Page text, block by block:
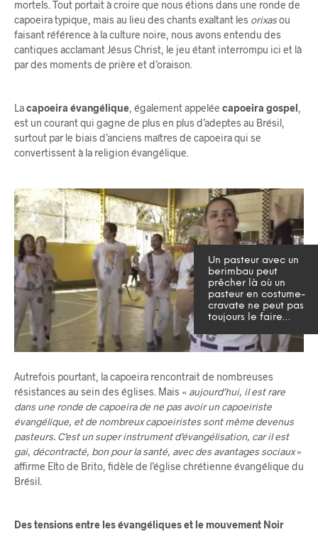
mortels. Tout portait à croire que nous étions dans une ronde de
capoeira typique, mais au lieu des chants exaltant les orixasou
faisant référence à la culture noire, nous avons entendu des
cantiques acclamant Jésus Christ, le jeu étant interrompu ici et là
par des moments de prière et d’oraison.
Lacapoeira évangélique , également appelée capoeira gospel
est un courant qui gagne de plus en plus d’adeptes au Brésil,
surtout par le biais d’anciens maîtres de capoeira qui se
convertissent à la religion évangélique.
Un pasteur avec un
berimbau peut
prêcher là où un
pasteur en costume-
cravate ne peut pas
toujours le faire…
Autrefois pourtant, la capoeira rencontrait de nombreuses
résistances au sein des églises. Mais « aujourd’hui, il est rare
dans une ronde de capoeira de ne pas avoir un capoeiriste
évangélique, et de nombreux capoeiristes sont même devenus
pasteurs. C’est un super instrument d’évangélisation, car il est
gai, décontracté, bon pour la santé, avec des avantages sociaux»
affirme Elto de Brito, fidèle de l’église chrétienne évangélique du
Brésil.
Des tensions entre les évangéliques et le mouvement Noir